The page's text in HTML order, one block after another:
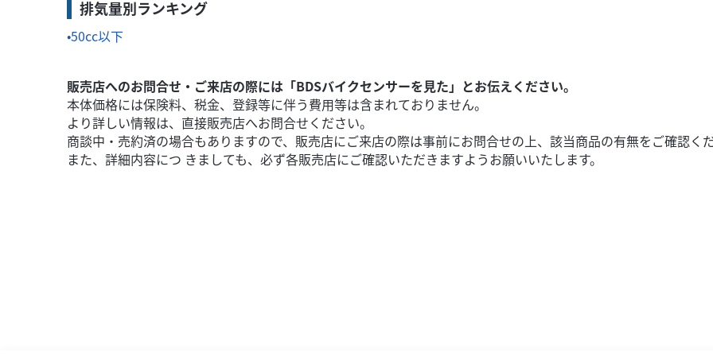
排気量別ランキング
50cc以下
販売店へのお問合せ・ご来店の際には「BDSバイクセンサーを見た」とお伝えください。
本体価格には保険料、税金、登録等に伴う費用等は含まれておりません。
より詳しい情報は、直接販売店へお問合せください。
商談中・売約済の場合もありますので、販売店にご来店の際は事前にお問合せの上、該当商品の有無をご確認く
また、詳細内容につ きましても、必ず各販売店にご確認いただきますようお願いいたします。